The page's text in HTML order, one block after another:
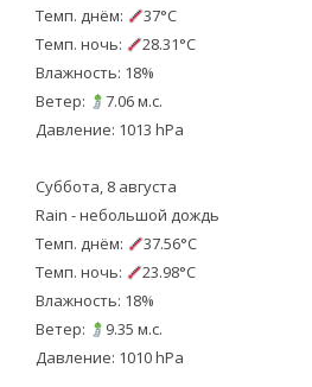
Темп. днём:
37°C
Темп. ночь:
28.31°C
Влажность: 18%
Ветер:
7.06 м.с.
Давление: 1013 hPa
Суббота, 8 августа
Rain - небольшой дождь
Темп. днём:
37.56°C
Темп. ночь:
23.98°C
Влажность: 18%
Ветер:
9.35 м.с.
Давление: 1010 hPa